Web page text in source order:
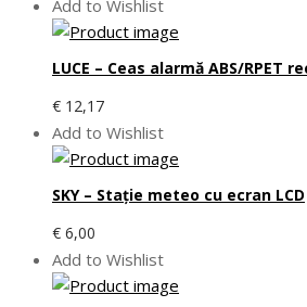
Add to Wishlist
LUCE – Ceas alarmă ABS/RPET
€ 12,17
Add to Wishlist
SKY – Staţie meteo cu ecran LCD
€ 6,00
Add to Wishlist